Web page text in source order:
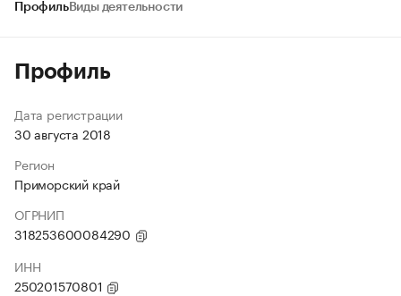
ПрофильВиды деятельности
Профиль
Дата регистрации
30 августа 2018
Регион
Приморский край
ОГРНИП
318253600084290
ИНН
250201570801